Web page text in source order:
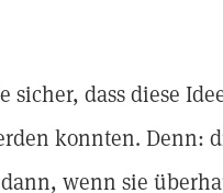
dass diese
konnten. Denn:
wenn sie